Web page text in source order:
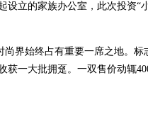
立的家族办公室，此次投资“
界始终占有重要一席之地。标
获一大批拥趸。一双售价动辄